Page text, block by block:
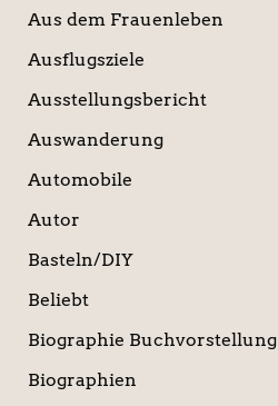
Aus dem Frauenleben
Ausflugsziele
Ausstellungsbericht
Auswanderung
Automobile
Autor
Basteln/DIY
Beliebt
Biographie Buchvorstellung
Biographien